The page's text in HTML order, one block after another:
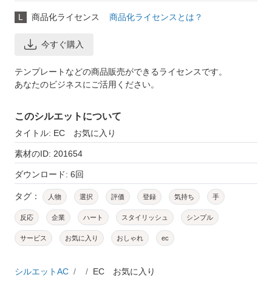
L 商品化ライセンス 商品化ライセンスとは？
今すぐ購入
テンプレートなどの商品販売ができるライセンスです。
あなたのビジネスにご活用ください。
このシルエットについて
タイトル: EC お気に入り
素材のID: 201654
ダウンロード: 6回
タグ： 人物 選択 評価 登録 気持ち 手
反応 企業 ハート スタイリッシュ シンプル
サービス お気に入り おしゃれ ec
シルエットAC EC お気に入り